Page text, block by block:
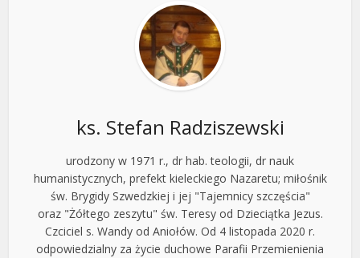
ks. Stefan Radziszewski
urodzony w 1971 r., dr hab. teologii, dr nauk
humanistycznych, prefekt kieleckiego Nazaretu; miłośnik
św. Brygidy Szwedzkiej i jej "Tajemnicy szczęścia"
oraz "Żółtego zeszytu" św. Teresy od Dzieciątka Jezus.
Czciciel s. Wandy od Aniołów. Od 4 listopada 2020 r.
odpowiedzialny za życie duchowe Parafii Przemienienia